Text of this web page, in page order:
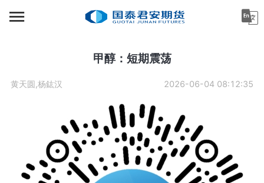
首页
机构金融
投资者教育
甲醇：短期震荡
黄天圆,杨鈜汉 2026-06-04 08:12:35